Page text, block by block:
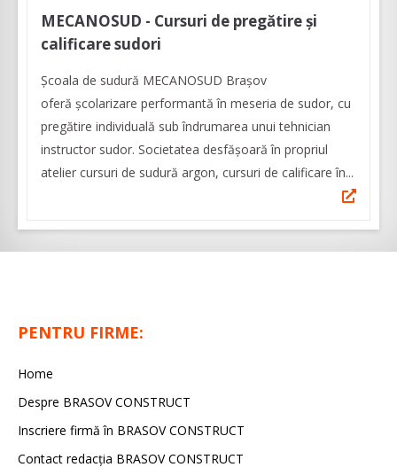
MECANOSUD - Cursuri de pregătire și
calificare sudori
Școala de sudură MECANOSUD Braşov
oferă şcolarizare performantă în meseria de sudor, cu
pregătire individuală sub îndrumarea unui tehnician
instructor sudor. Societatea desfășoară în propriul
atelier cursuri de sudură argon, cursuri de calificare în...
PENTRU FIRME:
Home
Despre BRASOV CONSTRUCT
Inscriere firmă în BRASOV CONSTRUCT
Contact redacţia BRASOV CONSTRUCT